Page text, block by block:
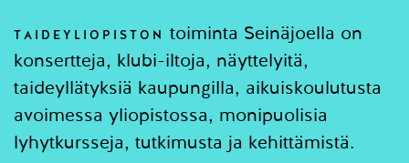
TAIDEYLIOPISTON
toiminta Seinäjoella on
konsertteja, klubi-iltoja, näyttelyitä,
taideyllätyksiä kaupungilla, aikuiskoulutusta
avoimessa yliopistossa, monipuolisia
lyhytkursseja, tutkimusta ja kehittämistä.